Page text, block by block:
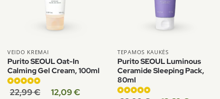
VEIDO KREMAI
Purito SEOUL Oat-In
Calming Gel Cream, 100ml
Įvertinimas:
22,99€ 12,09€
TEPAMOS KAUKĖS
Purito SEOUL Luminous
Ceramide Sleeping Pack,
80ml